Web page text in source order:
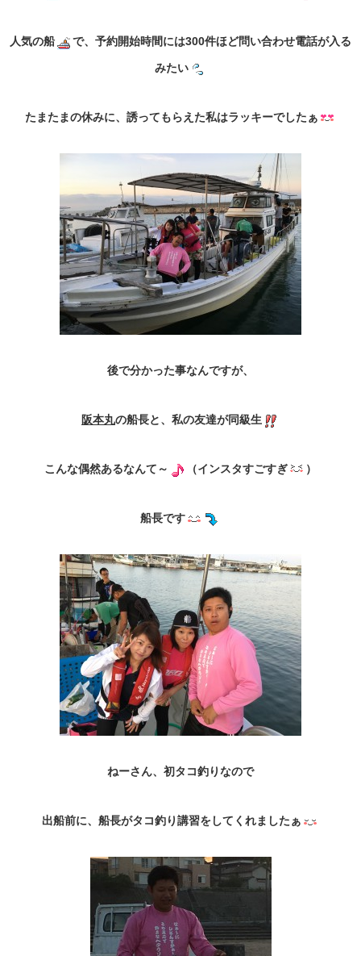
人気の船 で、予約開始時間には300件ほど問い合わせ電話が入る
みたい
たまたまの休みに、誘ってもらえた私はラッキーでしたぁ
後で分かった事なんですが、
阪本丸の船長と、私の友達が同級生
こんな偶然あるなんて～ （インスタすごすぎ ）
船長です
ねーさん、初タコ釣りなので
出船前に、船長がタコ釣り講習をしてくれましたぁ